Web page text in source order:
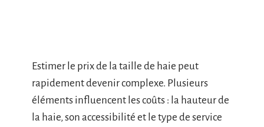
Estimer le prix de la taille de haie peut
rapidement devenir complexe. Plusieurs
éléments influencent les coûts : la hauteur de
la haie, son accessibilité et le type de service